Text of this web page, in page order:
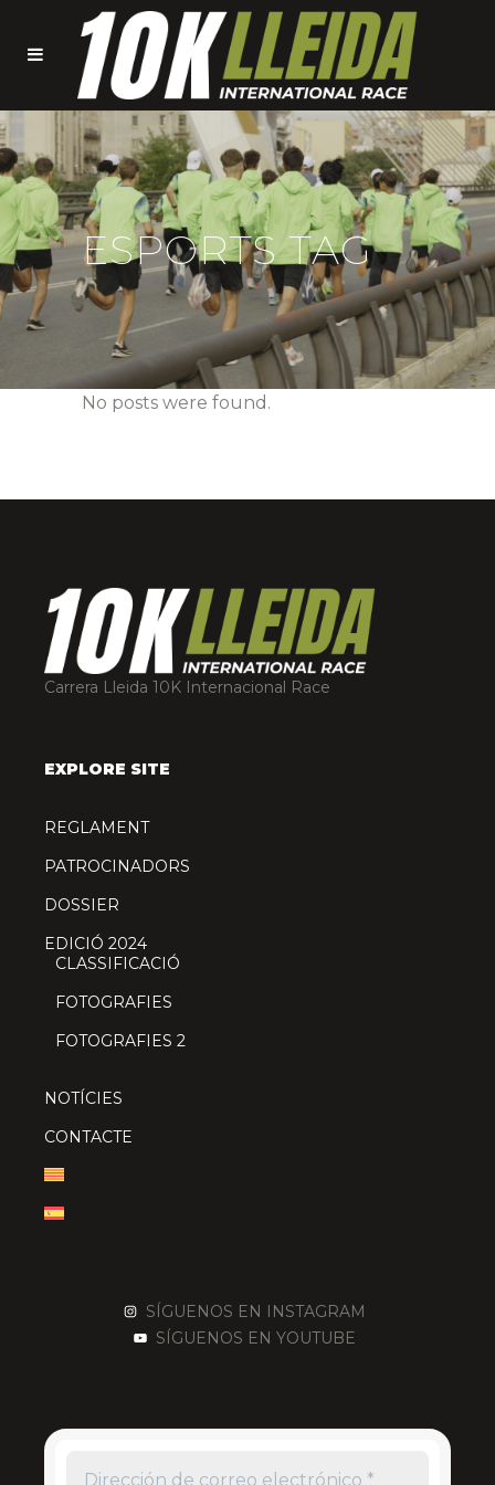
ESPORTS TAG
No posts were found.
Carrera Lleida 10K Internacional Race
EXPLORE SITE
REGLAMENT
PATROCINADORS
DOSSIER
EDICIÓ 2024
CLASSIFICACIÓ
FOTOGRAFIES
FOTOGRAFIES 2
NOTÍCIES
CONTACTE
SÍGUENOS EN INSTAGRAM
SÍGUENOS EN YOUTUBE